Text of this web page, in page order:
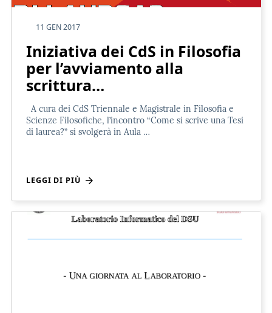
11 GEN 2017
Iniziativa dei CdS in Filosofia
per l’avviamento alla
scrittura…
A cura dei CdS Triennale e Magistrale in Filosofia e
Scienze Filosofiche, l’incontro “Come si scrive una Tesi
di laurea?” si svolgerà in Aula …
LEGGI DI PIÙ